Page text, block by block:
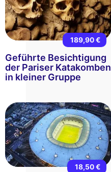
189,90 €
Geführte Besichtigung
der Pariser Katakomben
in kleiner Gruppe
18,50 €